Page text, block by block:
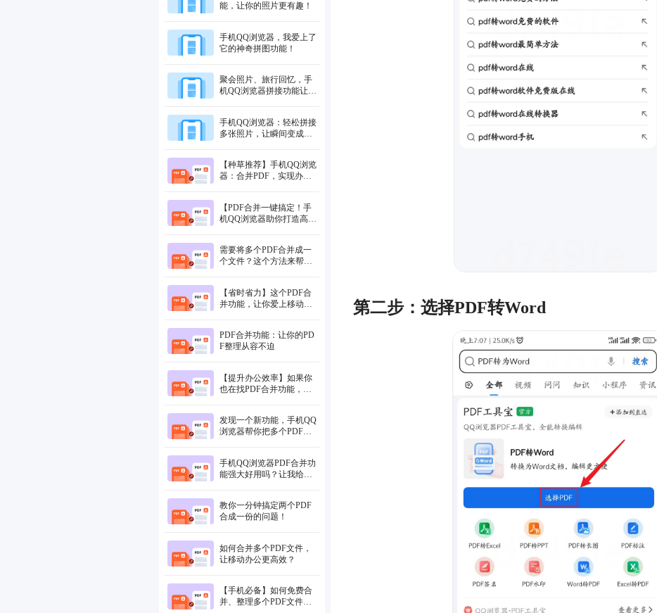
能，让你的照片更有趣！
手机QQ浏览器，我爱上了
它的神奇拼图功能！
聚会照片、旅行回忆，手
机QQ浏览器拼接功能让分
手机QQ浏览器：轻松拼接
多张照片，让瞬间变成长
【种草推荐】手机QQ浏览
器：合并PDF，实现办公
【PDF合并一键搞定！手
机QQ浏览器助你打造高效
需要将多个PDF合并成一
个文件？这个方法来帮你
【省时省力】这个PDF合
并功能，让你爱上移动办
PDF合并功能：让你的PD
F整理从容不迫
【提升办公效率】如果你
也在找PDF合并功能，试
发现一个新功能，手机QQ
浏览器帮你把多个PDF文
手机QQ浏览器PDF合并功
能强大好用吗？让我给你
教你一分钟搞定两个PDF
合成一份的问题！
如何合并多个PDF文件，
让移动办公更高效？
【手机必备】如何免费合
并、整理多个PDF文件，
第二步：选择PDF转Word